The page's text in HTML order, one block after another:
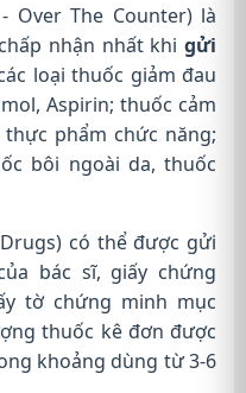
Over The Counter) là
nhận nhất khi gửi
loại thuốc giảm đau
Aspirin; thuốc cảm
phẩm chức năng;
bôi ngoài da, thuốc
có thể được gửi
bác sĩ, giấy chứng
tờ chứng minh mục
thuốc kê đơn được
khoảng dùng từ 3-6